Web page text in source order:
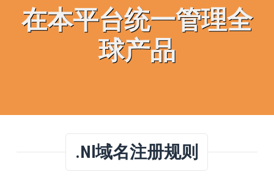
在本平台统一管理全
球产品
.nl域名注册规则